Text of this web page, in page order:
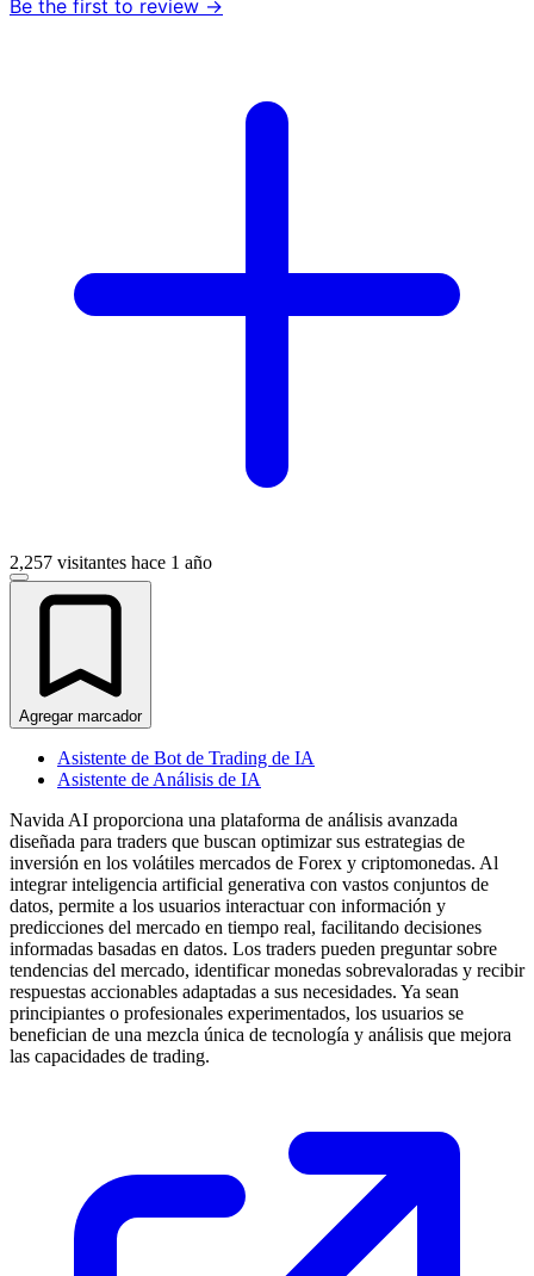
Be the first to review →
2,257 visitantes hace 1 año
Agregar marcador
Asistente de Bot de Trading de IA
Asistente de Análisis de IA
Navida AI proporciona una plataforma de análisis avanzada
diseñada para traders que buscan optimizar sus estrategias de
inversión en los volátiles mercados de Forex y criptomonedas. Al
integrar inteligencia artificial generativa con vastos conjuntos de
datos, permite a los usuarios interactuar con información y
predicciones del mercado en tiempo real, facilitando decisiones
informadas basadas en datos. Los traders pueden preguntar sobre
tendencias del mercado, identificar monedas sobrevaloradas y recibir
respuestas accionables adaptadas a sus necesidades. Ya sean
principiantes o profesionales experimentados, los usuarios se
benefician de una mezcla única de tecnología y análisis que mejora
las capacidades de trading.